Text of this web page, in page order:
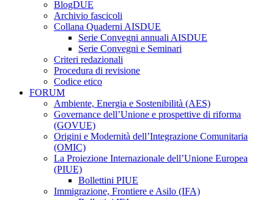
BlogDUE
Archivio fascicoli
Collana Quaderni AISDUE
Serie Convegni annuali AISDUE
Serie Convegni e Seminari
Criteri redazionali
Procedura di revisione
Codice etico
FORUM
Ambiente, Energia e Sostenibilità (AES)
Governance dell’Unione e prospettive di riforma
(GOVUE)
Origini e Modernità dell’Integrazione Comunitaria
(OMIC)
La Proiezione Internazionale dell’Unione Europea
(PIUE)
Bollettini PIUE
Immigrazione, Frontiere e Asilo (IFA)